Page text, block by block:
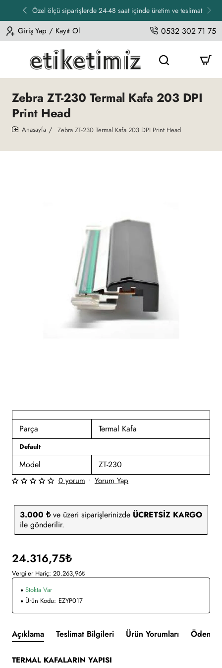
Özel ölçü siparişlerde 24-48 saat içinde üretim ve teslimat
Giriş Yap / Kayıt Ol 0532 302 71 75
Zebra ZT-230 Termal Kafa 203 DPI
Print Head
Zebra ZT-230 Termal Kafa 203 DPI Print Head
Parça Termal Kafa
Default
Model ZT-230
3.000 ₺ve üzeri siparişlerinizde ÜCRETSİZ KARGO
ile gönderilir.
0 yorum • Yorum Yap
24.316,75₺
Vergiler Hariç: 20.263,96₺
Stokta Var
Ürün Kodu: EZYP017
Açıklama Teslimat Bilgileri Ürün Yorumları Ödeme
TERMAL KAFALARIN YAPISI